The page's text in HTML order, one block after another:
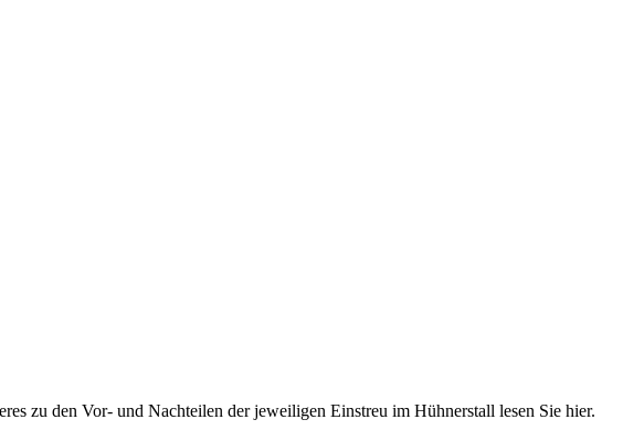
zu den Vor- und Nachteilen der jeweiligen Einstreu im Hühnerstall lesen Sie hier.